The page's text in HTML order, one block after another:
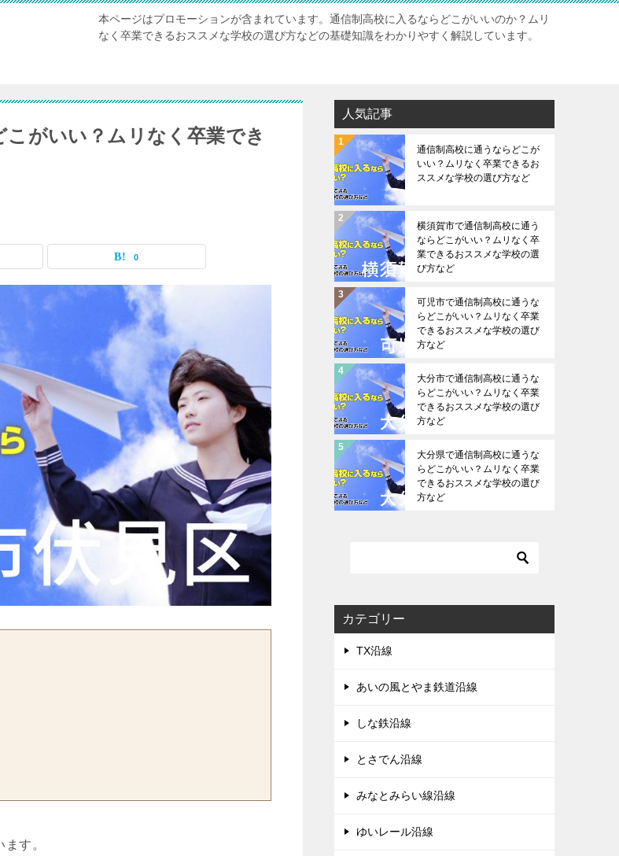
本ページはプロモーションが含まれています。通信制高校に入るならどこがいいのか？ムリ
なく卒業できるおススメな学校の選び方などの基礎知識をわかりやすく解説しています。
がいい？ムリなく卒業でき
0
す。
人気記事
通信制高校に通うならどこが
いい？ムリなく卒業できるお
ススメな学校の選び方など
横須賀市で通信制高校に通う
ならどこがいい？ムリなく卒
業できるおススメな学校の選
び方など
可児市で通信制高校に通うな
らどこがいい？ムリなく卒業
できるおススメな学校の選び
方など
大分市で通信制高校に通うな
らどこがいい？ムリなく卒業
できるおススメな学校の選び
方など
大分県で通信制高校に通うな
らどこがいい？ムリなく卒業
できるおススメな学校の選び
方など
カテゴリー
TX沿線
あいの風とやま鉄道沿線
しな鉄沿線
とさでん沿線
みなとみらい線沿線
ゆいレール沿線